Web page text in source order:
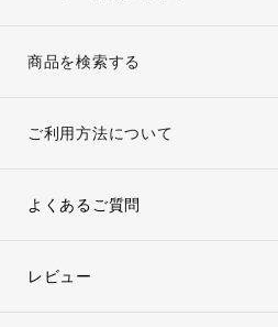
商品を検索する
ご利用方法について
よくあるご質問
レビュー